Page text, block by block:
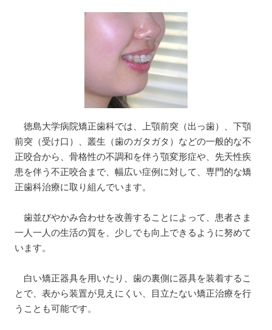
徳島大学病院矯正歯科では、上顎前突（出っ歯）、下顎
前突（受け口）、叢生（歯のガタガタ）などの一般的な不
正咬合から、骨格性の不調和を伴う顎変形症や、先天性疾
患を伴う不正咬合まで、幅広い症例に対して、専門的な矯
正歯科治療に取り組んでいます。
歯並びやかみ合わせを改善することによって、患者さま
一人一人の生活の質を、少しでも向上できるように努めて
います。
白い矯正器具を用いたり、歯の裏側に器具を装着するこ
とで、表から装置が見えにくい、目立たない矯正治療を行
うことも可能です。